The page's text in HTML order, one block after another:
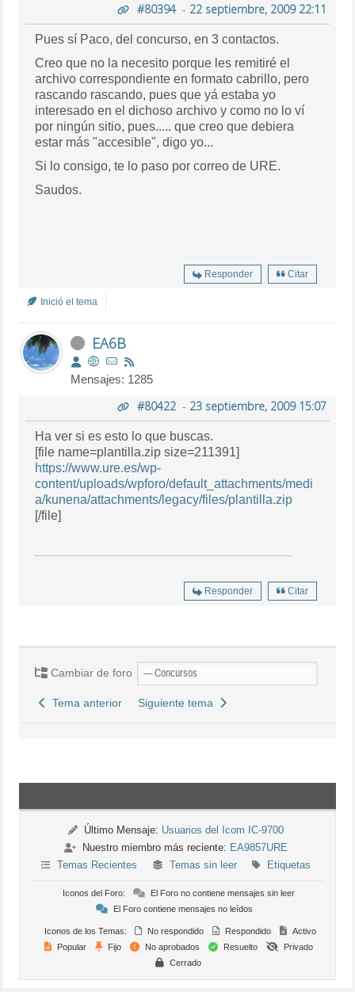
#80394- 22 septiembre, 2009 22:11
Pues sí Paco, del concurso, en 3 contactos.
Creo que no la necesito porque les remitiré el
archivo correspondiente en formato cabrillo, pero
rascando rascando, pues que yá estaba yo
interesado en el dichoso archivo y como no lo ví
por ningún sitio, pues..... que creo que debiera
estar más "accesible", digo yo...
Si lo consigo, te lo paso por correo de URE.
Saudos.
Responder Citar
Inició el tema
EA6B
Mensajes: 1285
#80422- 23 septiembre, 2009 15:07
Ha ver si es esto lo que buscas.
[file name=plantilla.zip size=211391]
https://www.ure.es/wp-
content/uploads/wpforo/default_attachments/medi
a/kunena/attachments/legacy/files/plantilla.zip
[/file]
Responder Citar
Cambiar de foro
Tema anterior Siguiente tema
Último Mensaje: Usuarios del Icom IC-9700
Nuestro miembro más reciente: EA9857URE
Temas Recientes
Temas sin leer Etiquetas
Iconos del Foro:
El Foro no contiene mensajes sin leer
El Foro contiene mensajes no leídos
Iconos de los Temas: No respondido Respondido
Activo
Popular
Fijo No aprobados Resuelto
Privado
Cerrado